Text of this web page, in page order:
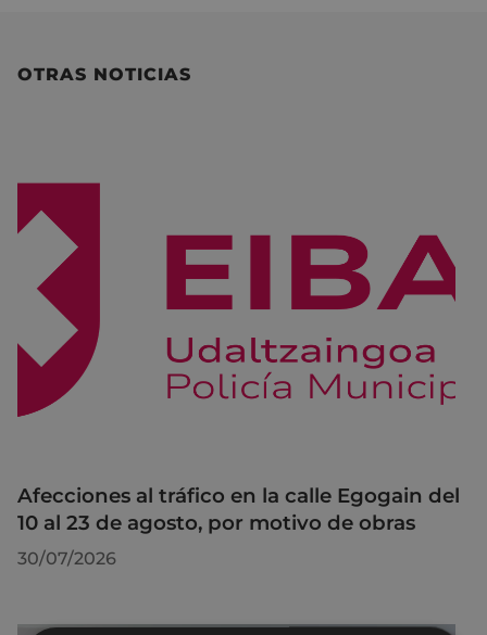
OTRAS NOTICIAS
Afecciones al tráfico en la calle Egogain del
10 al 23 de agosto, por motivo de obras
30/07/2026